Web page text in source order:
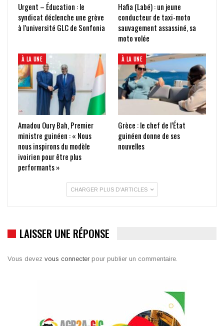
Urgent – Éducation : le
syndicat déclenche une grève
à l’université GLC de Sonfonia
Hafia (Labé) : un jeune
conducteur de taxi-moto
sauvagement assassiné, sa
moto volée
À LA UNE
Amadou Oury Bah, Premier
ministre guinéen : « Nous
nous inspirons du modèle
ivoirien pour être plus
performants »
À LA UNE
Grèce : le chef de l’État
guinéen donne de ses
nouvelles
CHARGER PLUS D'ARTICLES
LAISSER UNE RÉPONSE
Vous devez vous connecter pour publier un commentaire.